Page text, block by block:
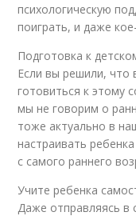
психологическую
поиграть, и даже
Подготовка к
Если вы решили, что
готовиться к этому
мы не говорим о
тоже актуально в
настраивать
с самого раннего
Учите ребенка
Даже отправляясь в